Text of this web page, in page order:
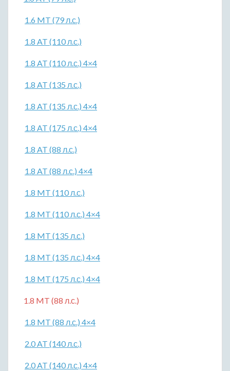
1.6 MT (79 л.с.)
1.8 AT (110 л.с.)
1.8 AT (110 л.с.) 4×4
1.8 AT (135 л.с.)
1.8 AT (135 л.с.) 4×4
1.8 AT (175 л.с.) 4×4
1.8 AT (88 л.с.)
1.8 AT (88 л.с.) 4×4
1.8 MT (110 л.с.)
1.8 MT (110 л.с.) 4×4
1.8 MT (135 л.с.)
1.8 MT (135 л.с.) 4×4
1.8 MT (175 л.с.) 4×4
1.8 MT (88 л.с.)
1.8 MT (88 л.с.) 4×4
2.0 AT (140 л.с.)
2.0 AT (140 л.с.) 4×4